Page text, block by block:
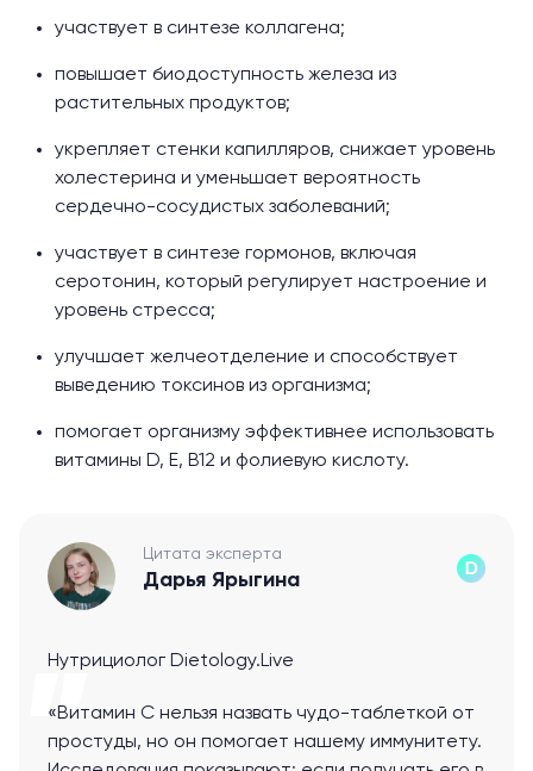
участвует в синтезе коллагена;
повышает биодоступность железа из
растительных продуктов;
укрепляет стенки капилляров, снижает уровень
холестерина и уменьшает вероятность
сердечно-сосудистых заболеваний;
участвует в синтезе гормонов, включая
серотонин, который регулирует настроение и
уровень стресса;
улучшает желчеотделение и способствует
выведению токсинов из организма;
помогает организму эффективнее использовать
витамины D, Е, B12 и фолиевую кислоту.
Цитата эксперта
Дарья Ярыгина
Нутрициолог Dietology.Live
«Витамин С нельзя назвать чудо-таблеткой от
простуды, но он помогает нашему иммунитету.